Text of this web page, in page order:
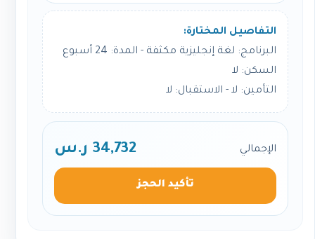
التفاصيل المختارة:
البرنامج: لغة إنجليزية مكثفة - المدة: 24 أسبوع
السكن: لا
التأمين: لا - الاستقبال: لا
الإجمالي 34,732 ر.س
تأكيد الحجز